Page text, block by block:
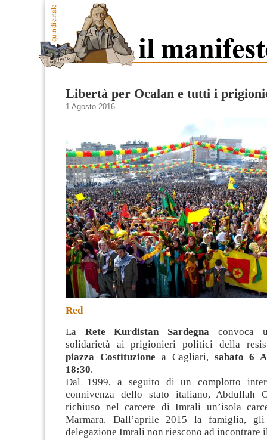
Libertà per Ocalan e tutti i
1 Agosto 2016
Red
La Rete Kurdistan Sardegna convoca
solidarietà ai prigionieri politici della
piazza Costituzione a Cagliari, sabato 6
18:30.
Dal 1999, a seguito di un complotto
connivenza dello stato italiano, Abdullah
richiuso nel carcere di Imrali un’isola
Marmara. Dall’aprile 2015 la famiglia,
delegazione Imrali non riescono ad incontrare